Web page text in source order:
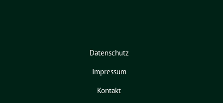
Datenschutz
Impressum
Kontakt